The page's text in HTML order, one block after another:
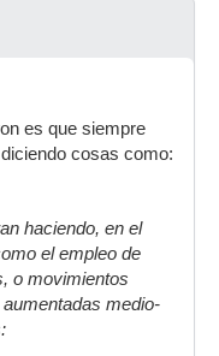
es que siempre
cosas como:
haciendo, en el
el empleo de
o movimientos
medio-